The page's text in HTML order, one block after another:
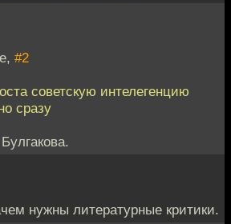
#2
советскую интелегенцию
сразу
нужны литературные критики.